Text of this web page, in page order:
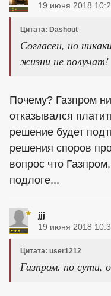
19 июня 2018
Цитата: Dashout
Согласен, но
жизни не получат!
Почему? Газпром
отказывался
решение будет
решения споров
вопрос что
подлоге...
jjj
19 июня 2018
Цитата: user1212
Газпром, по сути,